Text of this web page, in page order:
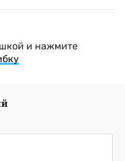
и нажмите